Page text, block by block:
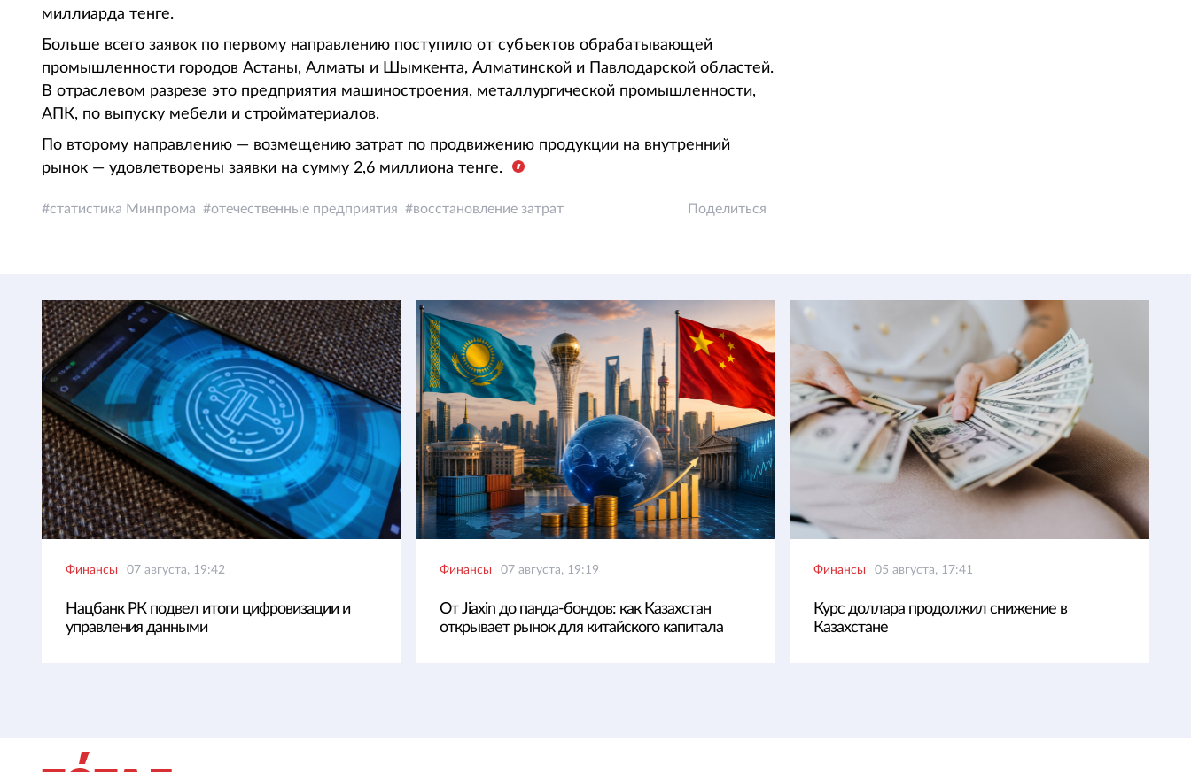
миллиарда тенге.
Больше всего заявок по первому направлению поступило от субъектов обрабатывающей
промышленности городов Астаны, Алматы и Шымкента, Алматинской и Павлодарской областей.
В отраслевом разрезе это предприятия машиностроения, металлургической промышленности,
АПК, по выпуску мебели и стройматериалов.
По второму направлению — возмещению затрат по продвижению продукции на внутренний
рынок — удовлетворены заявки на сумму 2,6 миллиона тенге.
статистика Минпрома отечественные предприятия восстановление затрат Поделиться
Финансы 07 августа, 19:42
Нацбанк РК подвел итоги цифровизации и
управления данными
Финансы 07 августа, 19:19
От Jiaxin до панда-бондов: как Казахстан
открывает рынок для китайского капитала
Финансы 05 августа, 17:41
Курс доллара продолжил снижение в
Казахстане